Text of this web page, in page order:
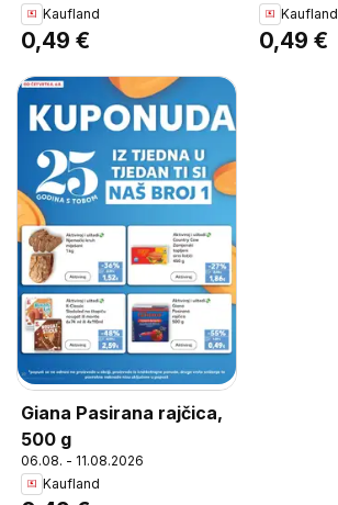
Kaufland
0,49 €
Kaufland
0,49 €
Giana Pasirana rajčica,
500 g
06.08. - 11.08.2026
Kaufland